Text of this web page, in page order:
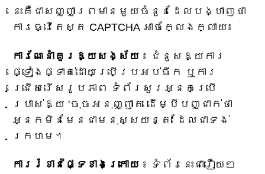
នេះគឺជាសញ្ញាព្រមានមួយចំនួនដែលបង្ហាញថា
ការធ្វើតេស្ត CAPTCHA អាចក្លែងក្លាយ៖
ការណែនាំគួរឱ្យសង្ស័យ ៖ ជំនួសឱ្យការ
ផ្ទៀងផ្ទាត់ដោយប្រើប្រអប់ធីក ឬការ
ជ្រើសរើសរូបភាព ទំព័រសួរអ្នកប្រើ
ប្រាស់ឱ្យ 'ចុចអនុញ្ញាត ដើម្បីបញ្ជាក់ថា
អ្នកមិនមែនជាមនុស្សយន្ត' ដែលជាទង់
ក្រហម។
ការរំខានផ្ទៃខាងក្រោយ ៖ ទំព័រនេះជារឿយៗ